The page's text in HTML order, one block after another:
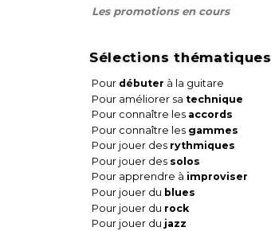
Les promotions en cours
Sélections thématiques
Pour débuter à la guitare
Pour améliorer sa technique
Pour connaître les accords
Pour connaître les gammes
Pour jouer des rythmiques
Pour jouer des solos
Pour apprendre à improviser
Pour jouer du blues
Pour jouer du rock
Pour jouer du jazz